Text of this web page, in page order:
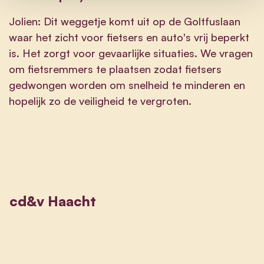
Jolien: Dit weggetje komt uit op de Goltfuslaan
waar het zicht voor fietsers en auto's vrij beperkt
is. Het zorgt voor gevaarlijke situaties. We vragen
om fietsremmers te plaatsen zodat fietsers
gedwongen worden om snelheid te minderen en
hopelijk zo de veiligheid te vergroten.
cd&v Haacht